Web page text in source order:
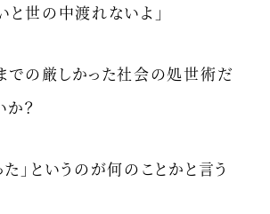
と世の中渡れないよ」
での厳しかった社会の処世術だ
？
た」というのが何のことかと言う